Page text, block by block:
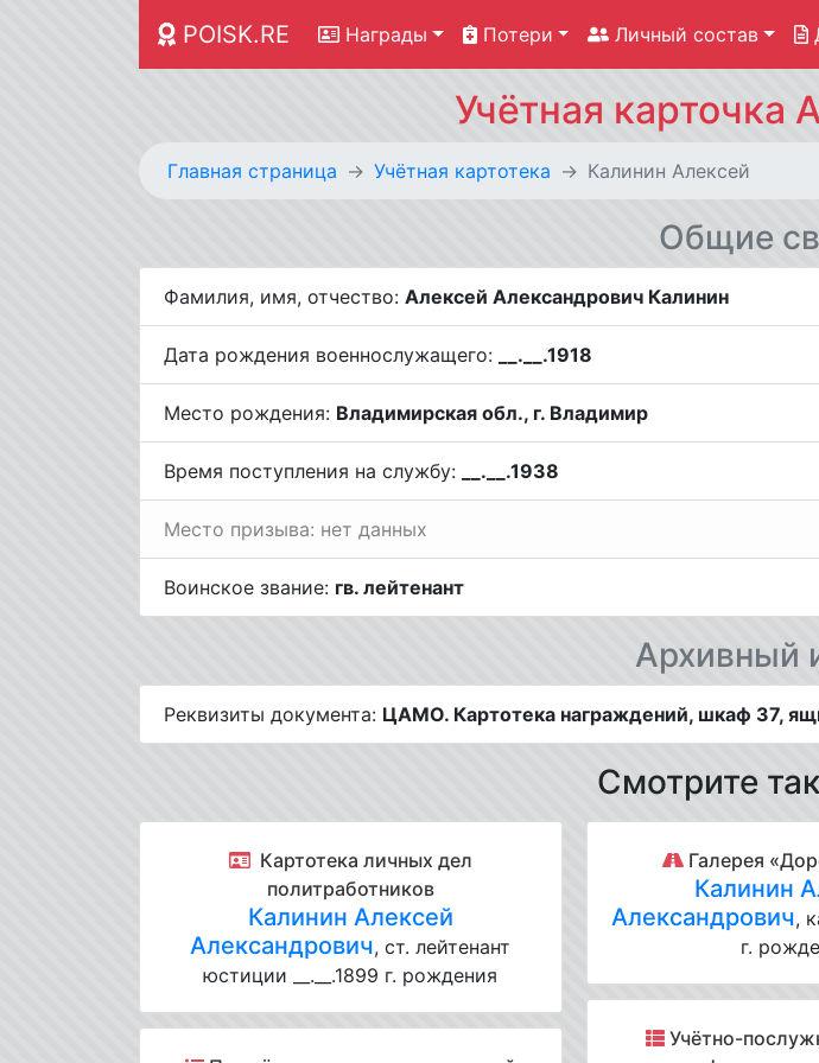
POISK.RE Награды Потери Личный состав
Учётная карточка
Главная страница Учётная картотека Калинин Алексей
Общие
Фамилия, имя, отчество: Алексей Александрович Калинин
Дата рождения военнослужащего: __.__.1918
Место рождения: Владимирская обл., г. Владимир
Время поступления на службу: __.__.1938
Место призыва: нет данных
Воинское звание: гв. лейтенант
Архивный
Реквизиты документа: ЦАМО. Картотека награждений, шкаф 37,
Смотрите
Картотека личных дел
политработников
Калинин Алексей
Александрович, ст. лейтенант
юстиции __.__.1899 г. рождения
Галерея
Калинин
Александрович,
г.
Учётно-